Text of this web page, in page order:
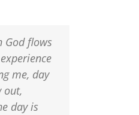
God flows
me, day
out,
day is